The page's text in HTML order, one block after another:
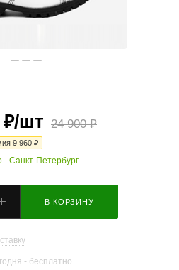
₽/шт 24 900₽
9 960 ₽
- Санкт-Петербург
В КОРЗИНУ
- бесплатно